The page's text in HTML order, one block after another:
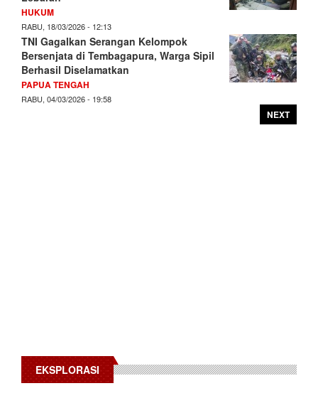
HUKUM
RABU, 18/03/2026 - 12:13
TNI Gagalkan Serangan Kelompok
Bersenjata di Tembagapura, Warga Sipil
Berhasil Diselamatkan
PAPUA TENGAH
RABU, 04/03/2026 - 19:58
NEXT
EKSPLORASI